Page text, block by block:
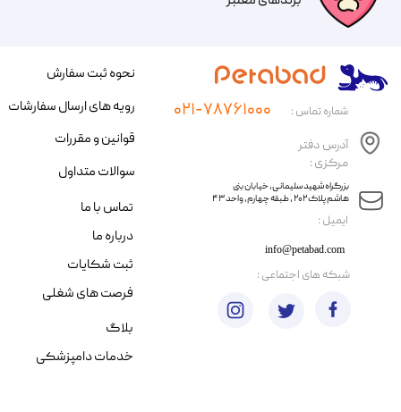
​ایمیل :
آدرس دفتر
مرکزی :
info@petabad.com
​​بزرگراه شهید سلیمانی، خیابان بنی
هاشم پلاک ۲۰۲ ، طبقه چهارم، واحد ۴۳
شماره تماس : ۰۲۱-۷۸۷۶۱۰۰۰
نحوه ثبت سفارش
رویه های ارسال سفارشات
قوانین و مقررات
سوالات متداول
تماس با ما
درباره ما
ثبت شکایات
فرصت های شغلی
​شبکه های اجتماعی :
بلاگ
خدمات دامپزشکی